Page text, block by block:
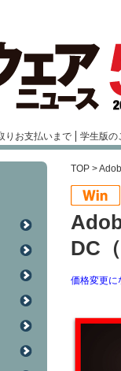
りお支払いまで 学生版の
TOP >
DC
価格変更に